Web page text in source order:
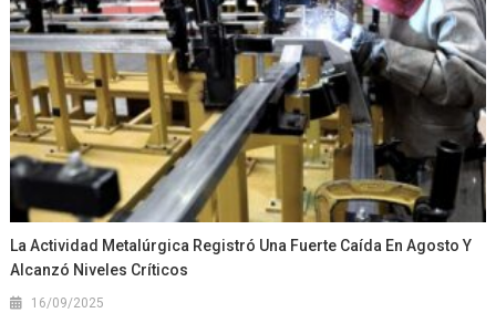
La Actividad Metalúrgica Registró Una Fuerte Caída En Agosto Y
Alcanzó Niveles Críticos
16/09/2025